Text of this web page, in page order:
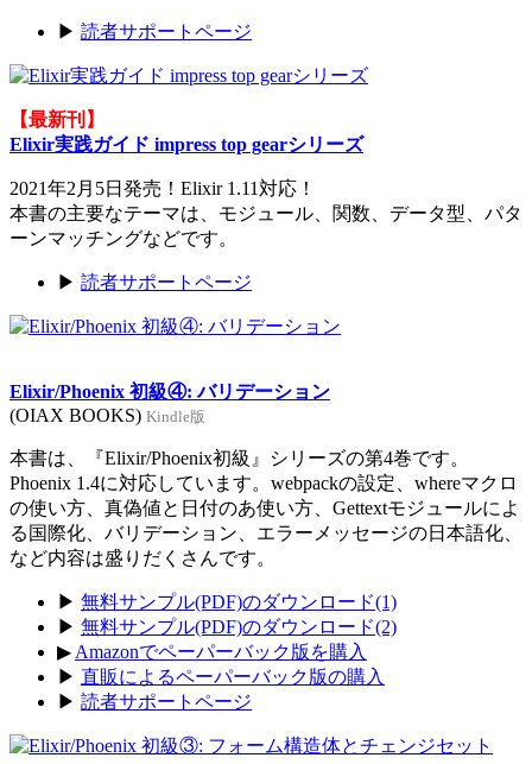
▶ 読者サポートページ
【最新刊】
Elixir実践ガイド impress top gearシリーズ
2021年2月5日発売！Elixir 1.11対応！
本書の主要なテーマは、モジュール、関数、データ型、パタ
ーンマッチングなどです。
▶ 読者サポートページ
Elixir/Phoenix 初級④: バリデーション
(OIAX BOOKS) Kindle版
本書は、『Elixir/Phoenix初級』シリーズの第4巻です。
Phoenix 1.4に対応しています。webpackの設定、whereマクロ
の使い方、真偽値と日付のあ使い方、Gettextモジュールによ
る国際化、バリデーション、エラーメッセージの日本語化、
など内容は盛りだくさんです。
▶ 無料サンプル(PDF)のダウンロード(1)
▶ 無料サンプル(PDF)のダウンロード(2)
▶ Amazonでペーパーバック版を購入
▶ 直販によるペーパーバック版の購入
▶ 読者サポートページ